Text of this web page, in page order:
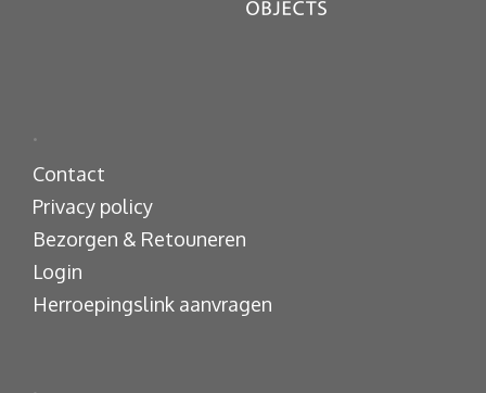
.
Contact
Privacy policy
Bezorgen & Retouneren
Login
Herroepingslink aanvragen
.